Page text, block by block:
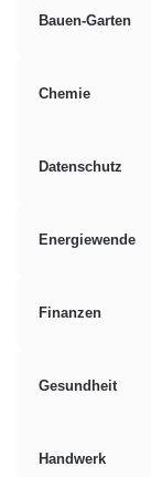
Bauen-Garten
Chemie
Datenschutz
Energiewende
Finanzen
Gesundheit
Handwerk